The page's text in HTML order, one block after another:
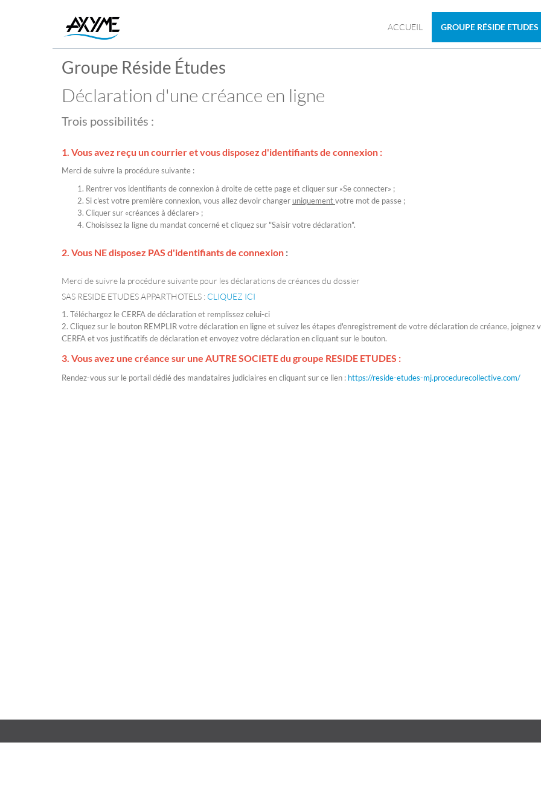
ACCUEIL GROUPE RÉSIDE ETUDES
Groupe Réside Études
Déclaration d'une créance en ligne
Trois possibilités :
1. Vous avez reçu un courrier et vous disposez d'identifiants de connexion :
Merci de suivre la procédure suivante :
Rentrer vos identifiants de connexion à droite de cette page et cliquer sur «Se connecter» ;
Si c'est votre première connexion, vous allez devoir changeruniquementvotre mot de passe ;
Cliquer sur «créances à déclarer» ;
Choisissez la ligne du mandat concerné et cliquez sur "Saisir votre déclaration".
2. Vous NE disposez PAS d'identifiants de connexion :
Merci de suivre la procédure suivante pour les déclarations de créances du dossier
SAS RESIDE ETUDES APPARTHOTELS : CLIQUEZ ICI
1. Téléchargez le CERFA de déclaration et remplissez celui-ci
2. Cliquez sur le bouton REMPLIR votre déclaration en ligne et suivez les étapes d'enregistrement de votre déclaration de créance, joignez
CERFA et vos justificatifs de déclaration et envoyez votre déclaration en cliquant sur le bouton.
3. Vous avez une créance sur une AUTRE SOCIETE du groupe RESIDE ETUDES :
Rendez-vous sur le portail dédié des mandataires judiciaires en cliquant sur ce lien : https://reside-etudes-mj.procedurecollective.com/